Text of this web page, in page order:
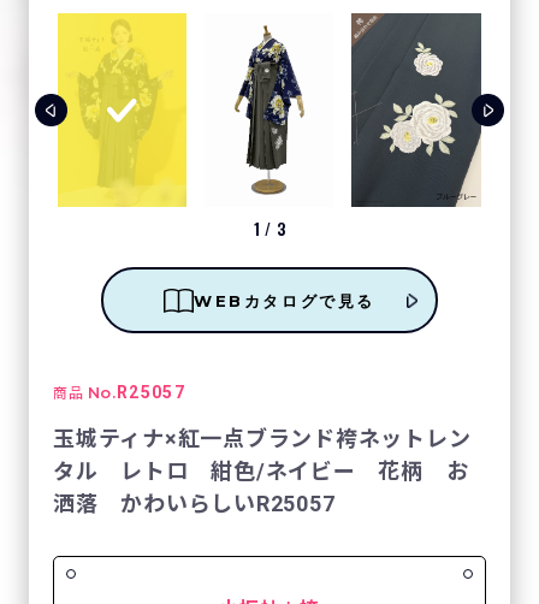
1 / 3
WEBカタログで見る
商品 No. R25057
玉城ティナ×紅一点ブランド袴ネットレン
タル レトロ 紺色/ネイビー 花柄 お
洒落 かわいらしいR25057